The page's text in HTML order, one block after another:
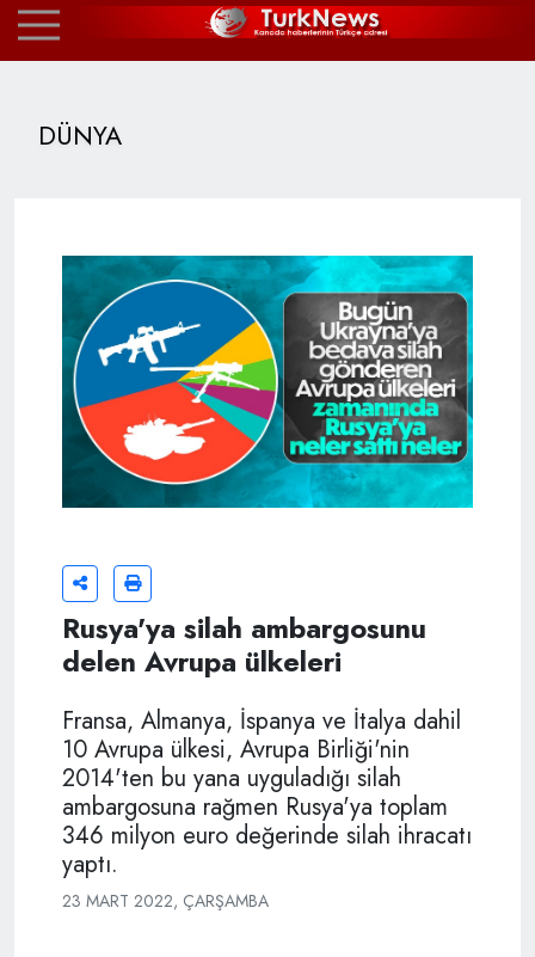
DÜNYA
Rusya'ya silah ambargosunu
delen Avrupa ülkeleri
Fransa, Almanya, İspanya ve İtalya dahil
10 Avrupa ülkesi, Avrupa Birliği'nin
2014'ten bu yana uyguladığı silah
ambargosuna rağmen Rusya'ya toplam
346 milyon euro değerinde silah ihracatı
yaptı.
23 MART 2022, ÇARŞAMBA